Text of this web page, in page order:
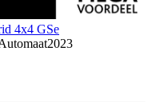
4x4 GSe
2023